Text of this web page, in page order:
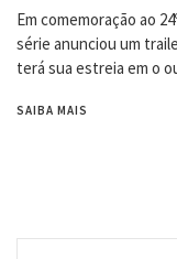
Em comemoração ao
série anunciou um
terá sua estreia em o
SAIBA MAIS